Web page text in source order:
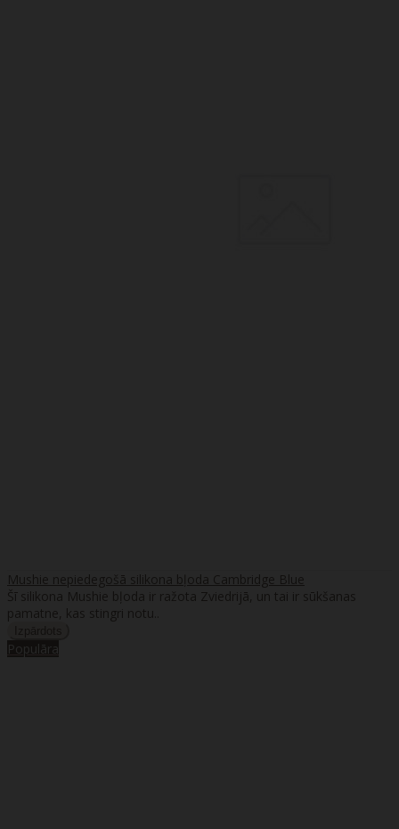
Mushie nepiedegošā silikona bļoda Cambridge Blue
Šī silikona Mushie bļoda ir ražota Zviedrijā, un tai ir sūkšanas
pamatne, kas stingri notu..
Populāra